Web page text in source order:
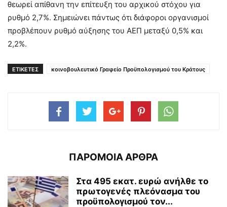
θεωρεί απίθανη την επίτευξη του αρχικού στόχου για
ρυθμό 2,7%. Σημειώνει πάντως ότι διάφοροι οργανισμοί
προβλέπουν ρυθμό αύξησης του ΑΕΠ μεταξύ 0,5% και
2,2%.
ΕΤΙΚΕΤΕΣ κοινοβουλευτικό Γραφείο Προϋπολογισμού του Κράτους
ΠΑΡΟΜΟΙΑ ΑΡΘΡΑ
Στα 495 εκατ. ευρώ ανήλθε το
πρωτογενές πλεόνασμα του
προϋπολογισμού τον...